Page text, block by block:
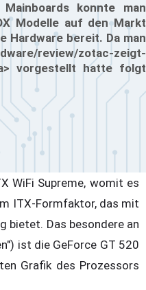
konnte man
Modelle auf den Markt
Hardware bereit. Da man
review/zotac-zeigt-
a> vorgestellt hatte folgt
WiFi Supreme, womit es
ITX-Formfaktor, das mit
bietet. Das besondere an
ist die GeForce GT 520
Grafik des Prozessors